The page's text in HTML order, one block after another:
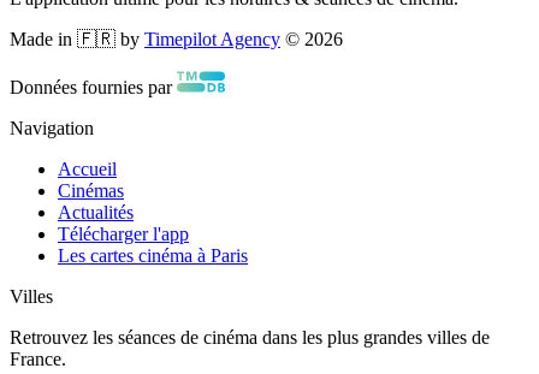
Made in 🇫🇷 by Timepilot Agency © 2026
Données fournies par
Navigation
Accueil
Cinémas
Actualités
Télécharger l'app
Les cartes cinéma à Paris
Villes
Retrouvez les séances de cinéma dans les plus grandes villes de
France.